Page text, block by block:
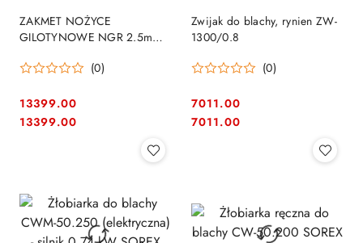
ZAKMET NOŻYCE
GILOTYNOWE NGR 2.5m
(0)
Cena:
13399.00
Cena:
13399.00
Zwijak do blachy, rynien ZW-
1300/0.8
(0)
Cena:
7011.00
Cena:
7011.00